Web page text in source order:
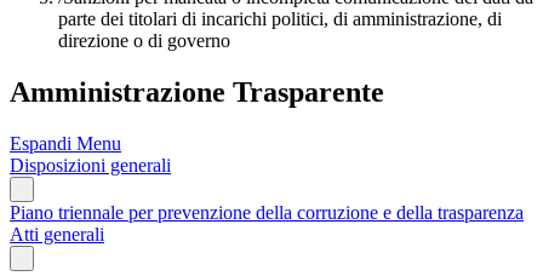
parte dei titolari di incarichi politici, di amministrazione, di
direzione o di governo
Amministrazione Trasparente
Espandi Menu
Disposizioni generali
Piano triennale per prevenzione della corruzione e della trasparenza
Atti generali